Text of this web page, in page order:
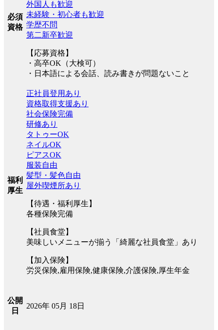
必須
資格
外国人も歓迎
未経験・初心者も歓迎
学歴不問
第二新卒歓迎
【応募資格】
・高卒OK（大検可）
・日本語による会話、読み書きが問題ないこと
福利
厚生
正社員登用あり
資格取得支援あり
社会保険完備
研修あり
タトゥーOK
ネイルOK
ピアスOK
服装自由
髪型・髪色自由
屋外喫煙所あり
【待遇・福利厚生】
各種保険完備
【社員食堂】
美味しいメニューが揃う「綺麗な社員食堂」あり
【加入保険】
労災保険,雇用保険,健康保険,介護保険,厚生年金
公開
日
2026年 05月 18日